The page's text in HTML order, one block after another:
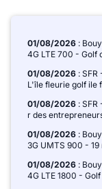
01/08/2026 :
4G LTE 700 - Golf
01/08/2026 :
L'île fleurie golf ile
01/08/2026 :
r des
01/08/2026 :
3G UMTS 900 -
01/08/2026 :
4G LTE 1800 -